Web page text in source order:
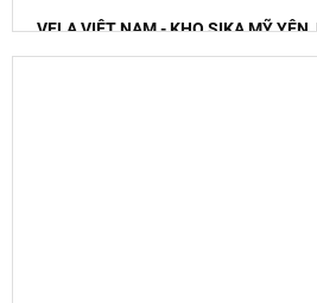
VELA VIỆT NAM - KHO SIKA MỸ YÊN,
79 Mỹ Yên - Tân Bửu, Mỹ Yên, Tây